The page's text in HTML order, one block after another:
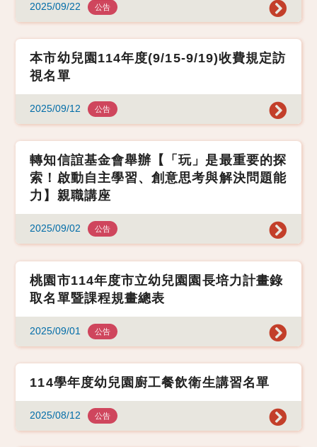
2025/09/22 公告
本市幼兒園114年度(9/15-9/19)收費規定訪
視名單
2025/09/12 公告
轉知信誼基金會舉辦【「玩」是最重要的探
索！啟動自主學習、創意思考與解決問題能
力】親職講座
2025/09/02 公告
桃園市114年度市立幼兒園園長培力計畫錄
取名單暨課程規畫總表
2025/09/01 公告
114學年度幼兒園廚工餐飲衛生講習名單
2025/08/12 公告